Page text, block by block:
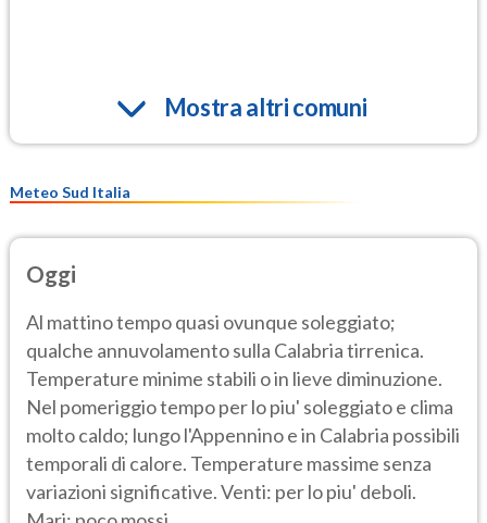
Mostra altri comuni
Meteo Sud Italia
Oggi
Al mattino tempo quasi ovunque soleggiato;
qualche annuvolamento sulla Calabria tirrenica.
Temperature minime stabili o in lieve diminuzione.
Nel pomeriggio tempo per lo piu' soleggiato e clima
molto caldo; lungo l'Appennino e in Calabria possibili
temporali di calore. Temperature massime senza
variazioni significative. Venti: per lo piu' deboli.